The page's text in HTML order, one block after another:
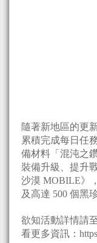
隨著新地區的更
累積完成每日任
備材料「混沌之
裝備升級、提升
沙漠 MOBILE》
及高達 500 個黑
欲知活動詳情請
看更多資訊：